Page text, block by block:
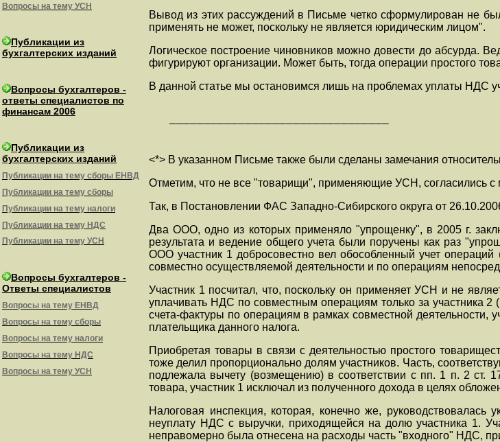
Вопросы на тему УСН
Публикации из
бухгалтерских изданий
Вопросы бухгалтеров -
ответы специалистов по
финансам 2006
Публикации из
бухгалтерских изданий
Публикации на тему сборы ЕНВД
Публикации на тему сборы
Публикации на тему налоги
Публикации на тему НДС
Публикации на тему УСН
Вопросы бухгалтеров -
Ответы специалистов
Вопросы на тему ЕНВД
Вопросы на тему сборы
Вопросы на тему налоги
Вопросы на тему НДС
Вопросы на тему УСН
Вывод из этих рассуждений в Письме четко сформулирован не
применять не может, поскольку не является юридическим лицом".
Логическое построение чиновников можно довести до абсурда.
фигурируют организации. Может быть, тогда операции простого
В данной статье мы остановимся лишь на проблемах уплаты НДС
   ————————————————————————————————
<*> В указанном Письме также были сделаны замечания
Отметим, что не все "товарищи", применяющие УСН, согласились
Так, в Постановлении ФАС Западно-Сибирского округа от
Два ООО, одно из которых применяло "упрощенку", в 2005 г.
результата и ведение общего учета были поручены как раз
ООО участник 1 добросовестно вел обособленный учет операций
совместно осуществляемой деятельности и по операциям
Участник 1 посчитал, что, поскольку он применяет УСН и не
уплачивать НДС по совместным операциям только за участника 2
счета-фактуры по операциям в рамках совместной
плательщика данного налога.
Приобретая товары в связи с деятельностью простого
тоже делил пропорционально долям участников. Часть,
подлежала вычету (возмещению) в соответствии с пп. 1 п. 2
товара, участник 1 исключал из полученного дохода в целях
Налоговая инспекция, которая, конечно же,
неуплату НДС с выручки, приходящейся на долю участника 1.
неправомерно была отнесена на расходы часть "входного" НДС,